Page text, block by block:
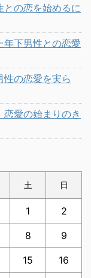
との恋を始めるに
年下男性との恋愛
の恋愛を実ら
愛の始まりのき
土 日
1 2
8 9
15 16